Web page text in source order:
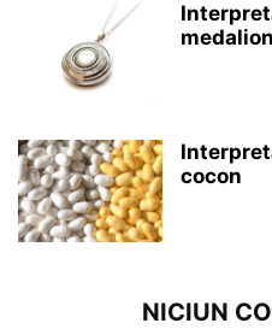
cocon
NICIUN